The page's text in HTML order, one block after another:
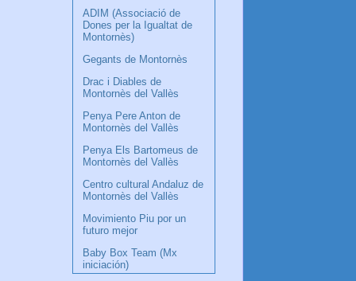
ADIM (Associació de
Dones per la Igualtat de
Montornès)
Gegants de Montornès
Drac i Diables de
Montornès del Vallès
Penya Pere Anton de
Montornès del Vallès
Penya Els Bartomeus de
Montornès del Vallès
Centro cultural Andaluz de
Montornès del Vallès
Movimiento Piu por un
futuro mejor
Baby Box Team (Mx
iniciación)